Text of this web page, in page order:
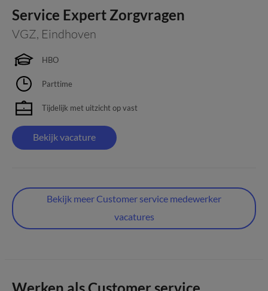
Service Expert Zorgvragen
VGZ, Eindhoven
HBO
Parttime
Tijdelijk met uitzicht op vast
Bekijk vacature
Bekijk meer Customer service medewerker
vacatures